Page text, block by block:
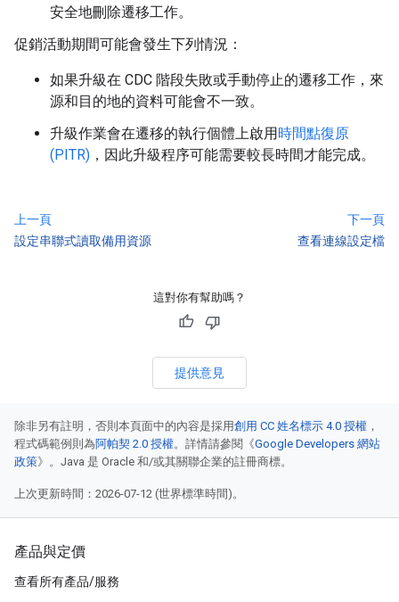
安全地刪除遷移工作。
促銷活動期間可能會發生下列情況：
如果升級在 CDC 階段失敗或手動停止的遷移工作，來
源和目的地的資料可能會不一致。
升級作業會在遷移的執行個體上啟用時間點復原
(PITR) ，因此升級程序可能需要較長時間才能完成。
上一頁
設定串聯式讀取備用資源
下一頁
查看連線設定檔
這對你有幫助嗎？
提供意見
除非另有註明，否則本頁面中的內容是採用創用 CC 姓名標示 4.0 授權 ，
程式碼範例則為阿帕契 2.0 授權。詳情請參閱《Google Developers 網站
政策》。Java 是 Oracle 和/或其關聯企業的註冊商標。
上次更新時間：2026-07-12 (世界標準時間)。
產品與定價
查看所有產品/服務